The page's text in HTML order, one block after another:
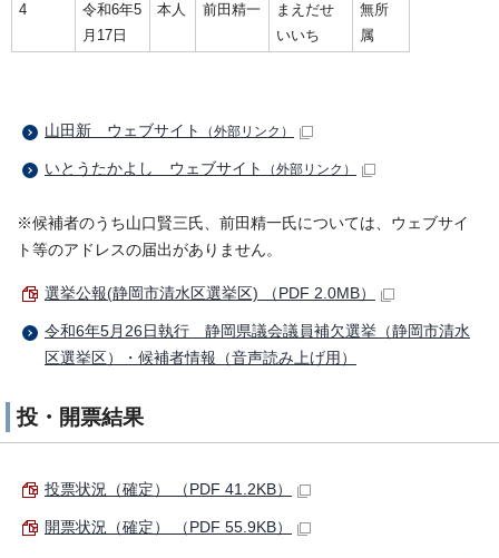
4
令和6年5
月17日
本人 前田精一
まえだせ
いいち
無所
属
山田新 ウェブサイト （外部リンク）
いとうたかよし ウェブサイト （外部リンク）
※候補者のうち山口賢三氏、前田精一氏については、ウェブサイ
ト等のアドレスの届出がありません。
選挙公報(静岡市清水区選挙区) （PDF 2.0MB）
令和6年5月26日執行 静岡県議会議員補欠選挙（静岡市清水
区選挙区）・候補者情報（音声読み上げ用）
投・開票結果
投票状況（確定） （PDF 41.2KB）
開票状況（確定） （PDF 55.9KB）